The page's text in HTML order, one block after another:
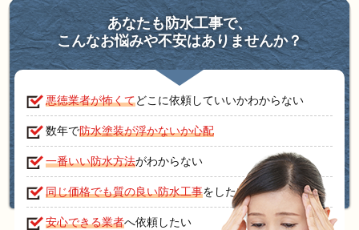
あなたも防水工事で、
こんなお悩みや不安はありませんか？
悪徳業者が怖くてどこに依頼していいかわからない
数年で防水塗装が浮かないか心配
一番いい防水方法がわからない
同じ価格でも質の良い防水工事をしたい
安心できる業者へ依頼したい